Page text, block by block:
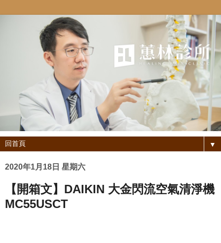
▼
2020年1月18日 星期六
【開箱文】DAIKIN 大金閃流空氣清淨機
MC55USCT